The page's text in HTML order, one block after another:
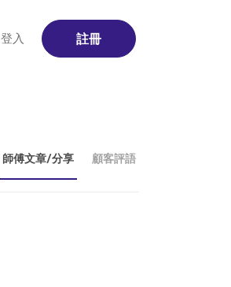
登入 註冊
師傅文章/分享 顧客評語